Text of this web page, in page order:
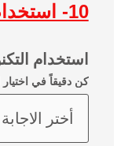
10- استخدام تكنولوجيا التدريب
استخدام
كن دقيقاً في اختيار
أختر الاجابة